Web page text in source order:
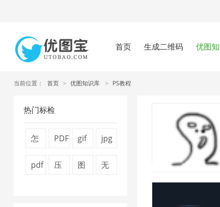
首页 生成二维码 优图
当前位置： 首页 > 优图知识库 > PS教程
热门标检
怎
PDF
gif
jpg
pdf
压
图
无